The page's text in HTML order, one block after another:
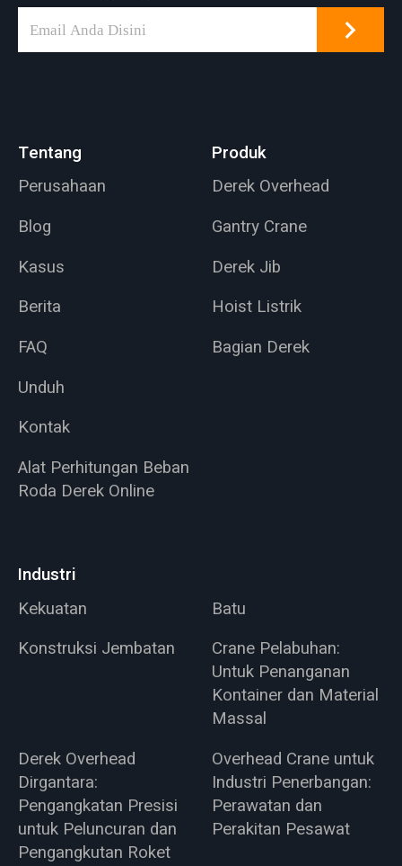
Tentang
Perusahaan
Blog
Kasus
Berita
FAQ
Unduh
Kontak
Alat Perhitungan Beban
Roda Derek Online
Produk
Derek Overhead
Gantry Crane
Derek Jib
Hoist Listrik
Bagian Derek
Industri
Kekuatan
Batu
Konstruksi Jembatan
Crane Pelabuhan:
Untuk Penanganan
Kontainer dan Material
Massal
Derek Overhead
Dirgantara:
Pengangkatan Presisi
untuk Peluncuran dan
Pengangkutan Roket
Overhead Crane untuk
Industri Penerbangan:
Perawatan dan
Perakitan Pesawat